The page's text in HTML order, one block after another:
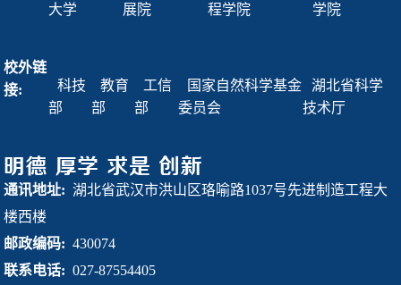
大学
展院
程学院
学院
校外链
接:
科技
部
教育
部
工信
部
国家自然科学基金
委员会
湖北省科学
技术厅
通讯地址:湖北省武汉市洪山区珞喻路1037号先进制造工程大
楼西楼
邮政编码:430074
联系电话:027-87554405